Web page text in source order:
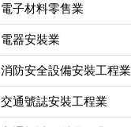
電子材料零售業
電器安裝業
消防安全設備安裝工程業
交通號誌安裝工程業